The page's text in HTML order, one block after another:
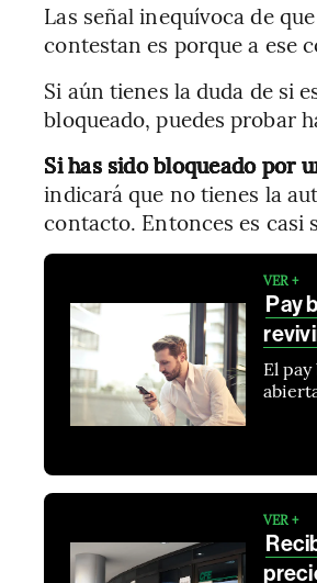
Las señal inequívoca de
contestan es porque a ese
Si aún tienes la duda de si
bloqueado, puedes probar
Si has sido bloqueado por
indicará que no tienes la
contacto. Entonces es casi
VER +
Pay
El
VER +